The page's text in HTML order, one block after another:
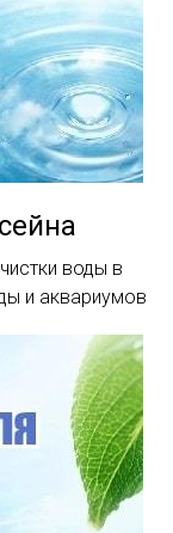
воды в
и аквариумов